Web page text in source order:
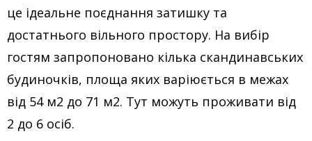
це ідеальне поєднання затишку та
достатнього вільного простору. На вибір
гостям запропоновано кілька скандинавських
будиночків, площа яких варіюється в межах
від 54 м2 до 71 м2. Тут можуть проживати від
2 до 6 осіб.